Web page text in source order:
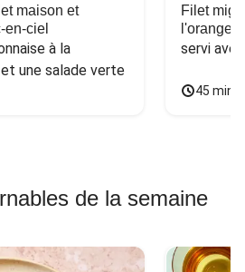
maison et
en-ciel
à la
une salade verte
Filet
l'orange
servi
45
de la semaine